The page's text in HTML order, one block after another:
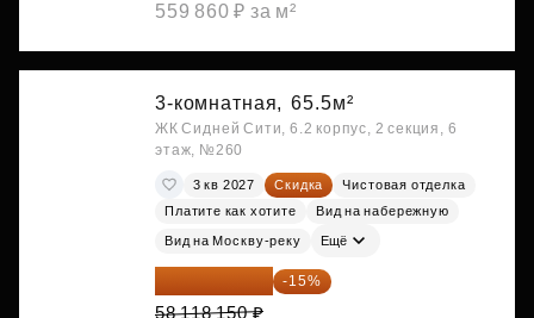
559 860 ₽ за м²
3-комнатная, 65.5м²
ЖК Сидней Сити, 6.2 корпус, 2 секция, 6
этаж, №260
3 кв 2027 Скидка
Чистовая отделка
Платите как хотите
Вид на набережную
Вид на Москву-реку Ещё
49 400 428 ₽ -15%
58 118 150 ₽